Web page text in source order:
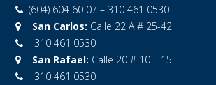
(604) 604 60 07 – 310 461 0530
San Carlos: Calle 22 A # 25-42
310 461 0530
San Rafael: Calle 20 # 10 – 15
310 461 0530